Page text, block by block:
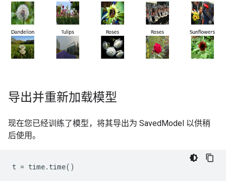
导出并重新加载模型
现在您已经训练了模型，将其导出为 SavedModel 以供稍
后使用。
t = time. time()